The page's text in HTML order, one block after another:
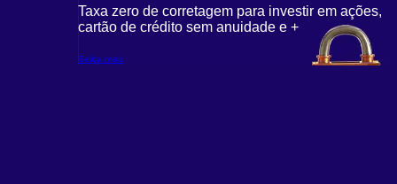
Taxa zero de corretagem para investir em ações,
cartão de crédito sem anuidade e +
Saiba mais